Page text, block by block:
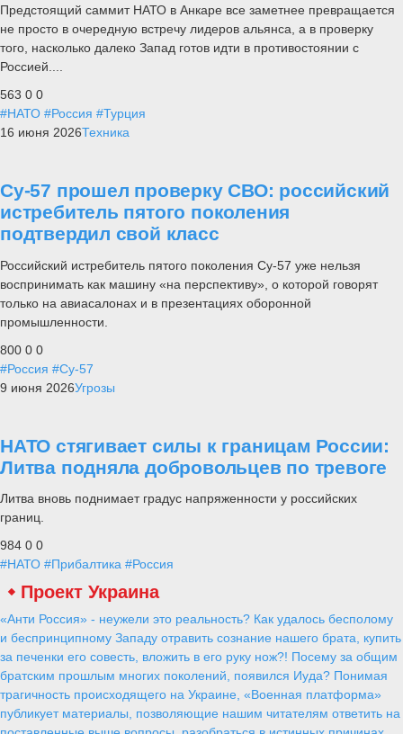
Предстоящий саммит НАТО в Анкаре все заметнее превращается
не просто в очередную встречу лидеров альянса, а в проверку
того, насколько далеко Запад готов идти в противостоянии с
Россией....
563 0 0
#НАТО #Россия #Турция
16 июня 2026Техника
Су-57 прошел проверку СВО: российский
истребитель пятого поколения
подтвердил свой класс
Российский истребитель пятого поколения Су-57 уже нельзя
воспринимать как машину «на перспективу», о которой говорят
только на авиасалонах и в презентациях оборонной
промышленности.
800 0 0
#Россия #Су-57
9 июня 2026Угрозы
НАТО стягивает силы к границам России:
Литва подняла добровольцев по тревоге
Литва вновь поднимает градус напряженности у российских
границ.
984 0 0
#НАТО #Прибалтика #Россия
Проект Украина
«Анти Россия» - неужели это реальность? Как удалось бесполому
и беспринципному Западу отравить сознание нашего брата, купить
за печенки его совесть, вложить в его руку нож?! Посему за общим
братским прошлым многих поколений, появился Иуда? Понимая
трагичность происходящего на Украине, «Военная платформа»
публикует материалы, позволяющие нашим читателям ответить на